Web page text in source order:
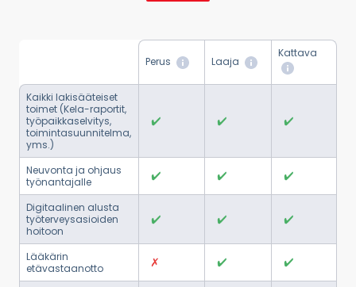
Perus Laaja
Kattava
Kaikki lakisääteiset
toimet (Kela-raportit,
työpaikkaselvitys,
toimintasuunnitelma,
yms.)
Neuvonta ja ohjaus
työnantajalle
Digitaalinen alusta
työterveysasioiden
hoitoon
Lääkärin
etävastaanotto